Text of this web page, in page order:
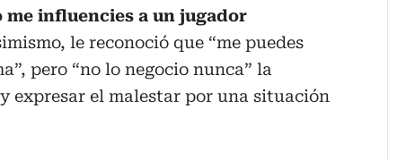
me influencies a un jugador
le reconoció que “me puedes
pero “no lo negocio nunca” la
expresar el malestar por una situación